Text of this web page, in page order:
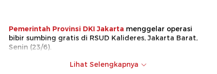
Pemerintah Provinsi DKI Jakarta menggelar operasi
bibir sumbing gratis di RSUD Kalideres, Jakarta Barat,
Senin (23/6).
Acara ini rangkaian perayaan HUT ke-498 DKI Jakarta.
Lihat Selengkapnya